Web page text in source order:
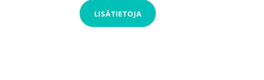
LISÄTIETOJA